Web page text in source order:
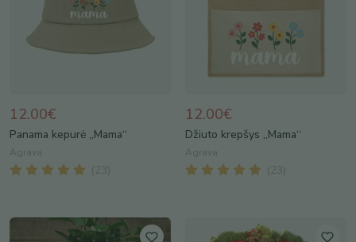
12.00€
Panama kepurė „Mama“
Agrava
( 23
12.00€
Džiuto krepšys „Mama“
Agrava
( 23